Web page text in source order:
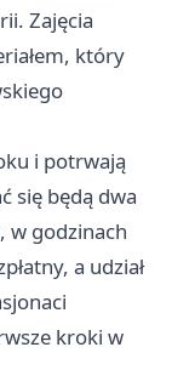
Zajęcia
który
i potrwają
się będą dwa
w godzinach
a udział
kroki w